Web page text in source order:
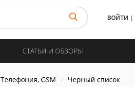
ВОЙТИ |
СТАТЬИ И ОБЗОРЫ
Телефония, GSM Черный список